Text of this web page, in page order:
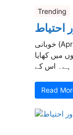
Trending
احتیاط
خوبانی (Apricot) ایک نہایت صحت بخش اور
میں کھایا
Read